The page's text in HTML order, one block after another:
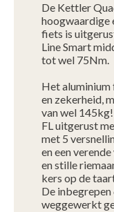
De Kettler
hoogwaardige
fiets is
Line Smart
tot wel 75Nm.
Het
en zekerheid,
van wel
FL uitgerust
met 5
en een
en stille
kers op de
De
weggewerkt